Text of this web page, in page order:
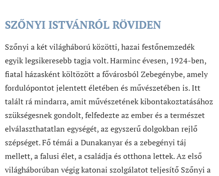
SZŐNYI ISTVÁNRÓL RÖVIDEN
Szőnyi a két világháború közötti, hazai festőnemzedék
egyik legsikeresebb tagja volt. Harminc évesen, 1924-ben,
fiatal házasként költözött a fővárosból Zebegénybe, amely
fordulópontot jelentett életében és művészetében is. Itt
talált rá mindarra, amit művészetének kibontakoztatásához
szükségesnek gondolt, felfedezte az ember és a természet
elválaszthatatlan egységét, az egyszerű dolgokban rejlő
szépséget. Fő témái a Dunakanyar és a zebegényi táj
mellett, a falusi élet, a családja és otthona lettek. Az első
világháborúban végig katonai szolgálatot teljesítő Szőnyi a